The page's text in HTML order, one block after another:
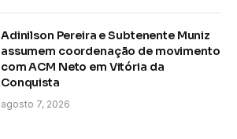
Adinilson Pereira e Subtenente Muniz
assumem coordenação de movimento
com ACM Neto em Vitória da
Conquista
agosto 7, 2026